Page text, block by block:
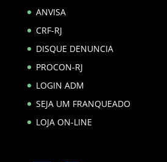
ANVISA
CRF-RJ
DISQUE DENUNCIA
PROCON-RJ
LOGIN ADM
SEJA UM FRANQUEADO
LOJA ON-LINE